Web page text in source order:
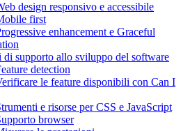
design responsivo e accessibile
first
enhancement e Graceful
di supporto allo sviluppo del software
detection
le feature disponibili con Can I
e risorse per CSS e JavaScript
browser